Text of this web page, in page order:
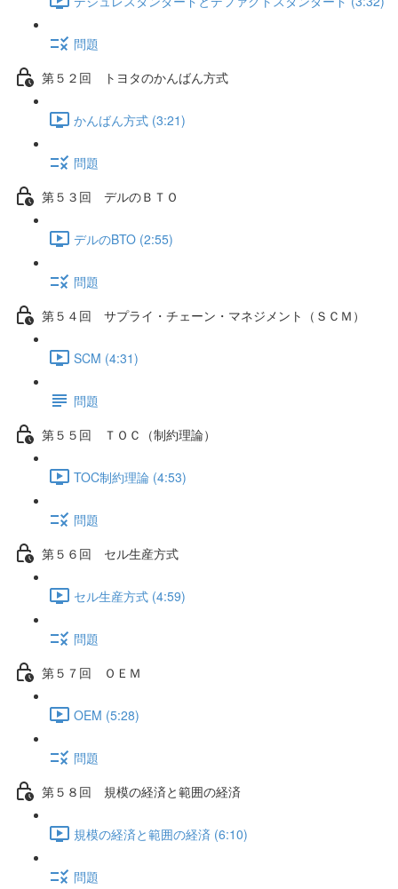
問題
第５２回 トヨタのかんばん方式
かんばん方式 (3:21)
問題
第５３回 デルのＢＴＯ
デルのBTO (2:55)
問題
第５４回 サプライ・チェーン・マネジメント（ＳＣＭ）
SCM (4:31)
問題
第５５回 ＴＯＣ（制約理論）
TOC制約理論 (4:53)
問題
第５６回 セル生産方式
セル生産方式 (4:59)
問題
第５７回 ＯＥＭ
OEM (5:28)
問題
第５８回 規模の経済と範囲の経済
規模の経済と範囲の経済 (6:10)
問題